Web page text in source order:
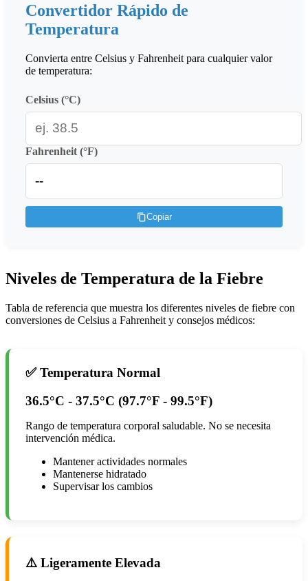
Convertidor Rápido de
Temperatura
Convierta entre Celsius y Fahrenheit para cualquier valor
de temperatura:
Celsius (°C)
Fahrenheit (°F)
--
Copiar
Niveles de Temperatura de la Fiebre
Tabla de referencia que muestra los diferentes niveles de fiebre con
conversiones de Celsius a Fahrenheit y consejos médicos:
✅ Temperatura Normal
36.5°C - 37.5°C (97.7°F - 99.5°F)
Rango de temperatura corporal saludable. No se necesita
intervención médica.
Mantener actividades normales
Mantenerse hidratado
Supervisar los cambios
⚠️ Ligeramente Elevada